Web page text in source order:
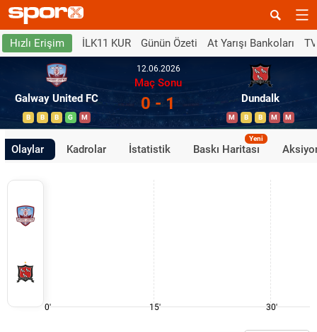
Hızlı Erişim İLK11 KUR Günün Özeti At Yarışı Bankoları
Galway United FC
B B B G M
12.06.2026
Maç Sonu
0 - 1 Dundalk
M B B M M
Olaylar Kadrolar İstatistik Baskı Haritası
Yeni
0' 15' 30'